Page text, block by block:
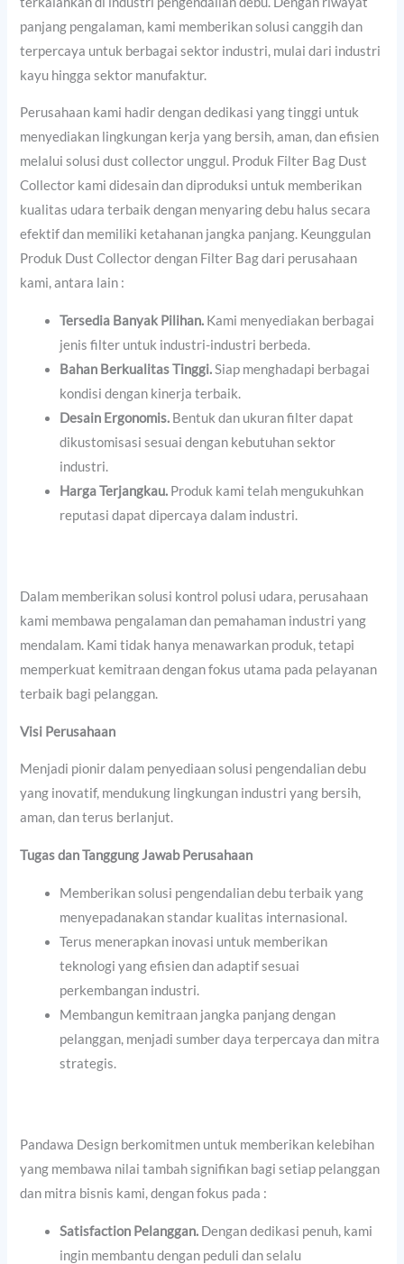
panjang pengalaman, kami memberikan solusi canggih dan
terpercaya untuk berbagai sektor industri, mulai dari industri
kayu hingga sektor manufaktur.
Perusahaan kami hadir dengan dedikasi yang tinggi untuk
menyediakan lingkungan kerja yang bersih, aman, dan efisien
melalui solusi dust collector unggul. Produk Filter Bag Dust
Collector kami didesain dan diproduksi untuk memberikan
kualitas udara terbaik dengan menyaring debu halus secara
efektif dan memiliki ketahanan jangka panjang. Keunggulan
Produk Dust Collector dengan Filter Bag dari perusahaan
kami, antara lain :
Tersedia Banyak Pilihan. Kami menyediakan berbagai
jenis filter untuk industri-industri berbeda.
Bahan Berkualitas Tinggi.Siap menghadapi berbagai
kondisi dengan kinerja terbaik.
Desain Ergonomis. Bentuk dan ukuran filter dapat
dikustomisasi sesuai dengan kebutuhan sektor
industri.
Harga Terjangkau. Produk kami telah mengukuhkan
reputasi dapat dipercaya dalam industri.
Dalam memberikan solusi kontrol polusi udara, perusahaan
kami membawa pengalaman dan pemahaman industri yang
mendalam. Kami tidak hanya menawarkan produk, tetapi
memperkuat kemitraan dengan fokus utama pada pelayanan
terbaik bagi pelanggan.
Visi Perusahaan
Menjadi pionir dalam penyediaan solusi pengendalian debu
yang inovatif, mendukung lingkungan industri yang bersih,
aman, dan terus berlanjut.
Tugas dan Tanggung Jawab Perusahaan
Memberikan solusi pengendalian debu terbaik yang
menyepadanakan standar kualitas internasional.
Terus menerapkan inovasi untuk memberikan
teknologi yang efisien dan adaptif sesuai
perkembangan industri.
Membangun kemitraan jangka panjang dengan
pelanggan, menjadi sumber daya terpercaya dan mitra
strategis.
Pandawa Design berkomitmen untuk memberikan kelebihan
yang membawa nilai tambah signifikan bagi setiap pelanggan
dan mitra bisnis kami, dengan fokus pada :
Satisfaction Pelanggan. Dengan dedikasi penuh, kami
ingin membantu dengan peduli dan selalu